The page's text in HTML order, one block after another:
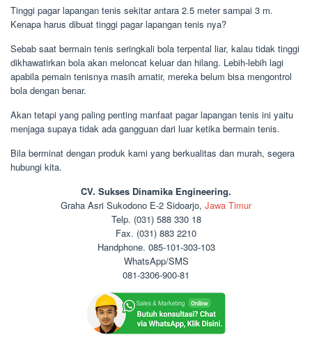
Tinggi pagar lapangan tenis sekitar antara 2.5 meter sampai 3 m.
Kenapa harus dibuat tinggi pagar lapangan tenis nya?
Sebab saat bermain tenis seringkali bola terpental liar, kalau tidak tinggi
dikhawatirkan bola akan meloncat keluar dan hilang. Lebih-lebih lagi
apabila pemain tenisnya masih amatir, mereka belum bisa mengontrol
bola dengan benar.
Akan tetapi yang paling penting manfaat pagar lapangan tenis ini yaitu
menjaga supaya tidak ada gangguan dari luar ketika bermain tenis.
Bila berminat dengan produk kami yang berkualitas dan murah, segera
hubungi kita.
CV. Sukses Dinamika Engineering.
Graha Asri Sukodono E-2 Sidoarjo, Jawa Timur
Telp. (031) 588 330 18
Fax. (031) 883 2210
Handphone. 085-101-303-103
WhatsApp/SMS
081-3306-900-81